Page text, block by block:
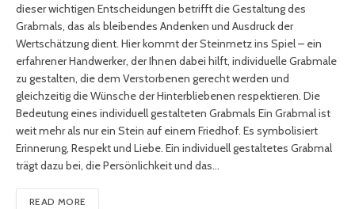
dieser wichtigen Entscheidungen betrifft die Gestaltung des
Grabmals, das als bleibendes Andenken und Ausdruck der
Wertschätzung dient. Hier kommt der Steinmetz ins Spiel – ein
erfahrener Handwerker, der Ihnen dabei hilft, individuelle Grabmale
zu gestalten, die dem Verstorbenen gerecht werden und
gleichzeitig die Wünsche der Hinterbliebenen respektieren. Die
Bedeutung eines individuell gestalteten Grabmals Ein Grabmal ist
weit mehr als nur ein Stein auf einem Friedhof. Es symbolisiert
Erinnerung, Respekt und Liebe. Ein individuell gestaltetes Grabmal
trägt dazu bei, die Persönlichkeit und das…
READ MORE